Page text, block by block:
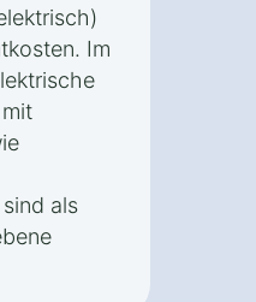
Im
als